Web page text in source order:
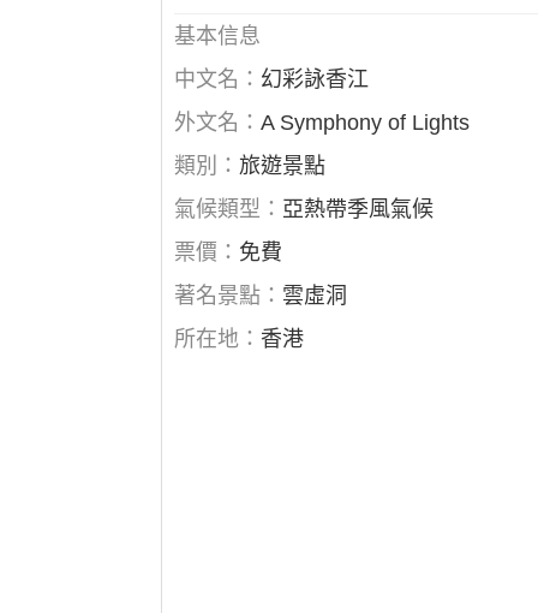
基本信息
中文名： 幻彩詠香江
外文名：A Symphony of Lights
類別： 旅遊景點
氣候類型： 亞熱帶季風氣候
票價： 免費
著名景點： 雲虛洞
所在地： 香港